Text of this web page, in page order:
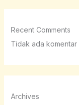
Recent Comments
Tidak ada komentar
Archives